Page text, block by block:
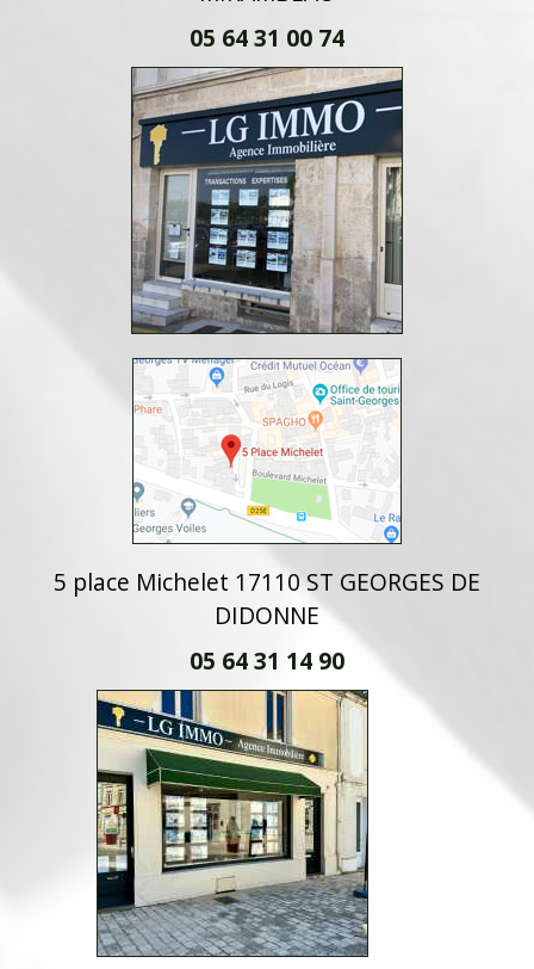
05 64 31 00 74
5 place Michelet 17110 ST GEORGES DE
DIDONNE
05 64 31 14 90